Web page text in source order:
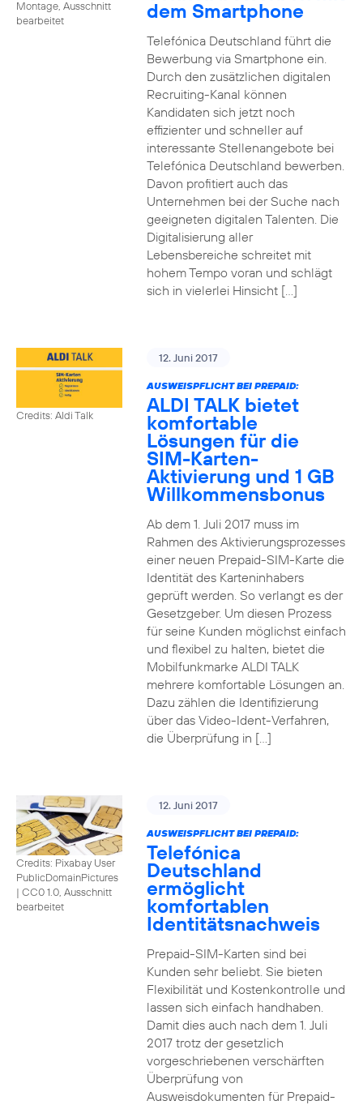
Montage, Ausschnitt
bearbeitet
dem Smartphone
Telefónica Deutschland führt die
Bewerbung via Smartphone ein.
Durch den zusätzlichen digitalen
Recruiting-Kanal können
Kandidaten sich jetzt noch
effizienter und schneller auf
interessante Stellenangebote bei
Telefónica Deutschland bewerben.
Davon profitiert auch das
Unternehmen bei der Suche nach
geeigneten digitalen Talenten. Die
Digitalisierung aller
Lebensbereiche schreitet mit
hohem Tempo voran und schlägt
sich in vielerlei Hinsicht […]
Credits: Aldi Talk
12. Juni 2017
AUSWEISPFLICHT BEI PREPAID:
ALDI TALK bietet
komfortable
Lösungen für die
SIM-Karten-
Aktivierung und 1 GB
Willkommensbonus
Ab dem 1. Juli 2017 muss im
Rahmen des Aktivierungsprozesses
einer neuen Prepaid-SIM-Karte die
Identität des Karteninhabers
geprüft werden. So verlangt es der
Gesetzgeber. Um diesen Prozess
für seine Kunden möglichst einfach
und flexibel zu halten, bietet die
Mobilfunkmarke ALDI TALK
mehrere komfortable Lösungen an.
Dazu zählen die Identifizierung
über das Video-Ident-Verfahren,
die Überprüfung in […]
Credits: Pixabay User
PublicDomainPictures
| CC0 1.0, Ausschnitt
bearbeitet
12. Juni 2017
AUSWEISPFLICHT BEI PREPAID:
Telefónica
Deutschland
ermöglicht
komfortablen
Identitätsnachweis
Prepaid-SIM-Karten sind bei
Kunden sehr beliebt. Sie bieten
Flexibilität und Kostenkontrolle und
lassen sich einfach handhaben.
Damit dies auch nach dem 1. Juli
2017 trotz der gesetzlich
vorgeschriebenen verschärften
Überprüfung von
Ausweisdokumenten für Prepaid-